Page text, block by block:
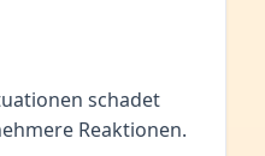
schadet
Reaktionen.